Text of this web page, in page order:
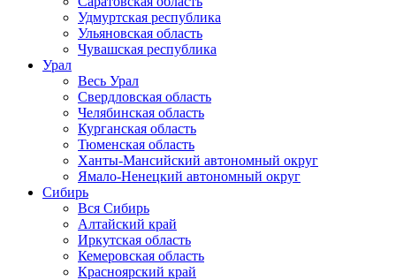
Удмуртская республика
Ульяновская область
Чувашская республика
Урал
Весь Урал
Свердловская область
Челябинская область
Курганская область
Тюменская область
Ханты-Мансийский автономный округ
Ямало-Ненецкий автономный округ
Сибирь
Вся Сибирь
Алтайский край
Иркутская область
Кемеровская область
Красноярский край